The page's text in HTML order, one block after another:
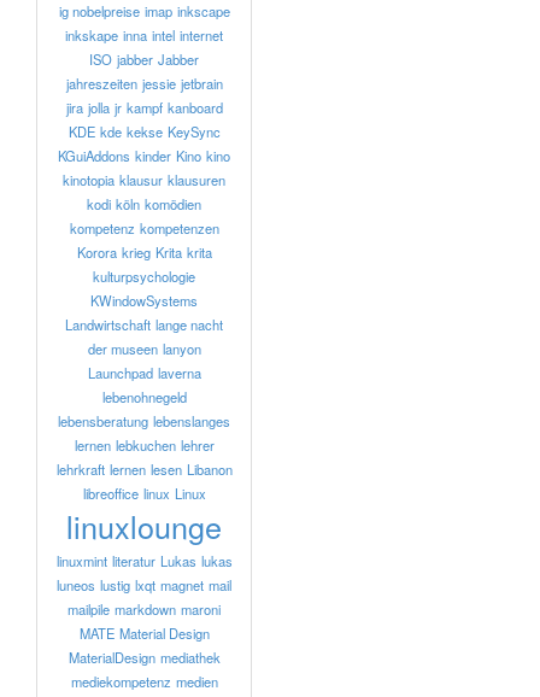
ig nobelpreise imap inkscape
inkskape inna intel internet
ISO jabber Jabber
jahreszeiten jessie jetbrain
jira jolla jr kampf kanboard
KDE kde kekse KeySync
KGuiAddons kinder Kino kino
kinotopia klausur klausuren
kodi köln komödien
kompetenz kompetenzen
Korora krieg Krita krita
kulturpsychologie
KWindowSystems
Landwirtschaft lange nacht
der museen lanyon
Launchpad laverna
lebenohnegeld
lebensberatung lebenslanges
lernen lebkuchen lehrer
lehrkraft lernen lesen Libanon
libreoffice linux Linux
linuxlounge
linuxmint literatur Lukas lukas
luneos lustig lxqt magnet mail
mailpile markdown maroni
MATE Material Design
MaterialDesign mediathek
mediekompetenz medien